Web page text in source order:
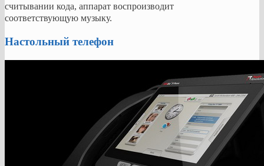
считывании кода, аппарат воспроизводит
соответствующую музыку.
Настольный телефон